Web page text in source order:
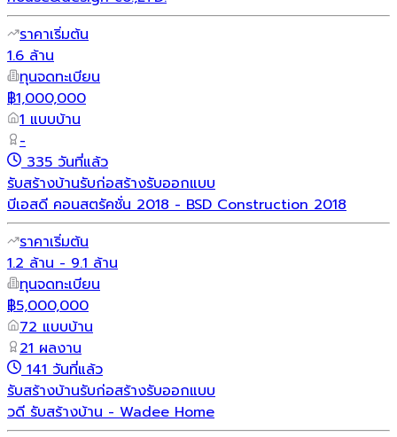
ราคาเริ่มต้น
1.6 ล้าน
ทุนจดทะเบียน
฿1,000,000
1 แบบบ้าน
-
335 วันที่แล้ว
รับสร้างบ้านรับก่อสร้างรับออกแบบ
บีเอสดี คอนสตรัคชั่น 2018 - BSD Construction 2018
ราคาเริ่มต้น
1.2 ล้าน - 9.1 ล้าน
ทุนจดทะเบียน
฿5,000,000
72 แบบบ้าน
21 ผลงาน
141 วันที่แล้ว
รับสร้างบ้านรับก่อสร้างรับออกแบบ
วดี รับสร้างบ้าน - Wadee Home